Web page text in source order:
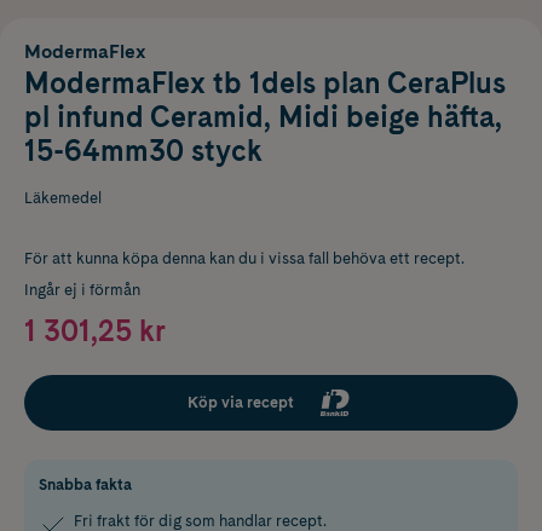
ModermaFlex
ModermaFlex tb 1dels plan CeraPlus
pl infund Ceramid, Midi beige häfta,
15-64mm30 styck
Läkemedel
För att kunna köpa denna kan du i vissa fall behöva ett recept.
Ingår ej i förmån
1 301,25 kr
Köp via recept
Snabba fakta
Fri frakt för dig som handlar recept.